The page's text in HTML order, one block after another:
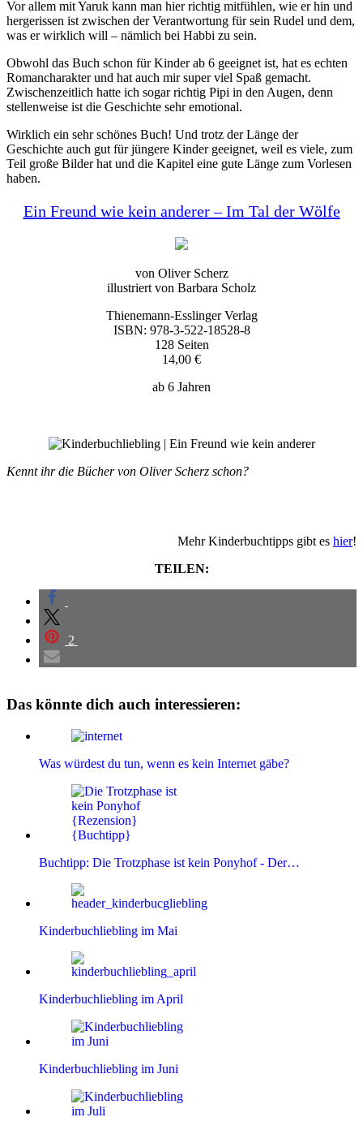
Vor allem mit Yaruk kann man hier richtig mitfühlen, wie er hin und
hergerissen ist zwischen der Verantwortung für sein Rudel und dem,
was er wirklich will – nämlich bei Habbi zu sein.
Obwohl das Buch schon für Kinder ab 6 geeignet ist, hat es echten
Romancharakter und hat auch mir super viel Spaß gemacht.
Zwischenzeitlich hatte ich sogar richtig Pipi in den Augen, denn
stellenweise ist die Geschichte sehr emotional.
Wirklich ein sehr schönes Buch! Und trotz der Länge der
Geschichte auch gut für jüngere Kinder geeignet, weil es viele, zum
Teil große Bilder hat und die Kapitel eine gute Länge zum Vorlesen
haben.
Ein Freund wie kein anderer – Im Tal der Wölfe
von Oliver Scherz
illustriert von Barbara Scholz
Thienemann-Esslinger Verlag
ISBN: 978-3-522-18528-8
128 Seiten
14,00 €
ab 6 Jahren
Kennt ihr die Bücher von Oliver Scherz schon?
Mehr Kinderbuchtipps gibt es hier!
TEILEN:
2
Das könnte dich auch interessieren:
Was würdest du tun, wenn es kein Internet gäbe?
Buchtipp: Die Trotzphase ist kein Ponyhof - Der…
Kinderbuchliebling im Mai
Kinderbuchliebling im April
Kinderbuchliebling im Juni